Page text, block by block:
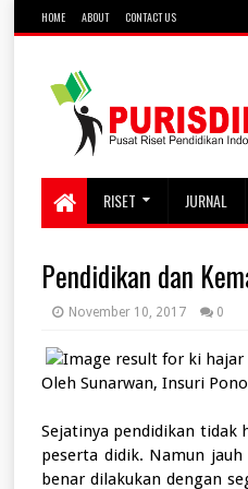
HOME ABOUT CONTACT US
RISET JURNAL
Pendidikan dan
November 10, 2017 0
Oleh Sunarwan, Insuri
Sejatinya pendidikan tidak
peserta didik. Namun
benar dilakukan dengan